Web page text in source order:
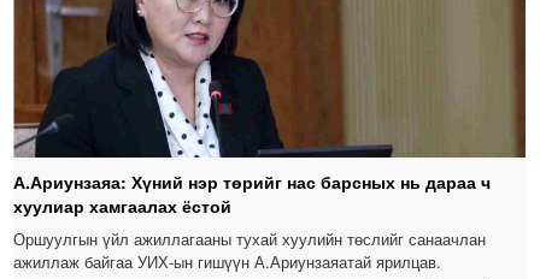
А.Ариунзаяа: Хүний нэр төрийг нас барсных нь дараа ч
хуулиар хамгаалах ёстой
Оршуулгын үйл ажиллагааны тухай хуулийн төслийг санаачлан
ажиллаж байгаа УИХ-ын гишүүн А.Ариунзаяатай ярилцав.